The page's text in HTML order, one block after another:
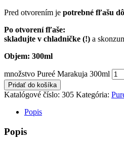
Pred otvorením je potrebné fľašu
Po otvorení fľaše:
skladujte v chladničke (!) a
Objem: 300ml
množstvo Pureé Marakuja 300ml
Pridať do košíka
Katalógové číslo: 305 Kategória:
Popis
Popis